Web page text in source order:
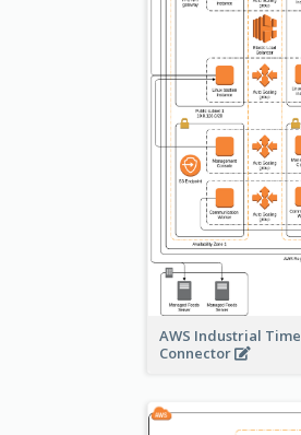
AWS Industrial
Connector